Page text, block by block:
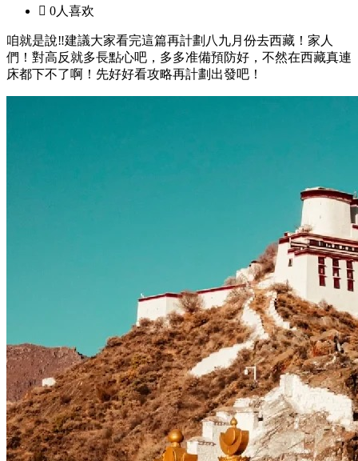
 0人喜欢
咱就是說‼️建議大家看完這篇再計劃八九月份去西藏！家人
們！對高反就多長點心吧，多多准備預防好，不然在西藏真連
床都下不了啊！先好好看攻略再計劃出發吧！